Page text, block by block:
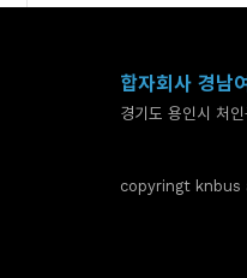
합자회사 경남
경기도 용인시 처
copyringt